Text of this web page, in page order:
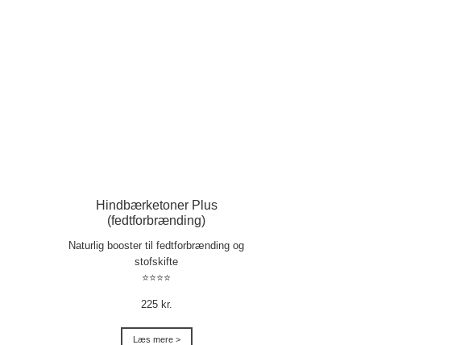
Hindbærketoner Plus
(fedtforbrænding)
Naturlig booster til fedtforbrænding og
stofskifte
⭐⭐⭐⭐
225 kr.
Læs mere >